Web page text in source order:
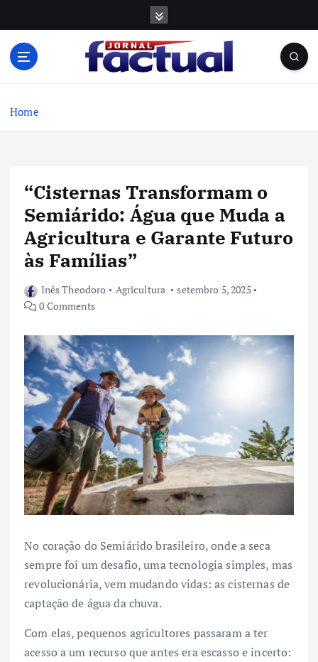
Home
“Cisternas Transformam o
Semiárido: Água que Muda a
Agricultura e Garante Futuro
às Famílias”
Inês Theodoro Agricultura
setembro 5, 2025
0 Comments
No coração do Semiárido brasileiro, onde a seca
sempre foi um desafio, uma tecnologia simples, mas
revolucionária, vem mudando vidas: as cisternas de
captação de água da chuva.
Com elas, pequenos agricultores passaram a ter
acesso a um recurso que antes era escasso e incerto: